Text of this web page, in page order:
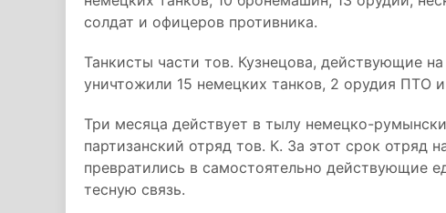
солдат и офицеров противника.
Танкисты части тов. Кузнецова, действующие
уничтожили 15 немецких танков, 2 орудия ПТО
Три месяца действует в тылу немецко-
партизанский отряд тов. К. За этот срок отряд
превратились в самостоятельно
тесную связь.